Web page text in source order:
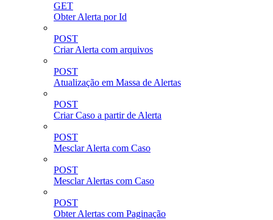
GET
Obter Alerta por Id
POST
Criar Alerta com arquivos
POST
Atualização em Massa de Alertas
POST
Criar Caso a partir de Alerta
POST
Mesclar Alerta com Caso
POST
Mesclar Alertas com Caso
POST
Obter Alertas com Paginação